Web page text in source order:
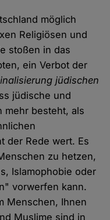
möglich
Religiösen und
stoßen in das
ein Verbot der
jüdischen
jüdische und
mehr besteht, als
der Rede wert. Es
zu hetzen,
Islamophobie oder
vorwerfen kann.
Menschen, Ihnen
Muslime sind in